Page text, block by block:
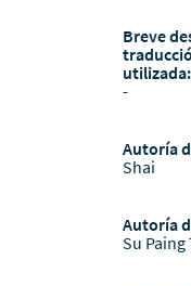
Breve
utilizada:
-
Autoría
Shai
Autoría
Su Paing